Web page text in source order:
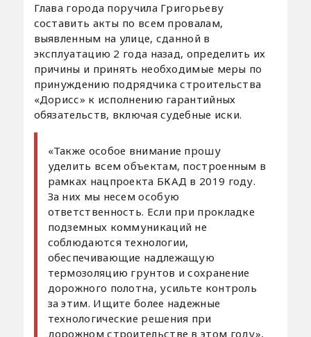
Глава города поручила Григорьеву
составить акты по всем провалам,
выявленным на улице, сданной в
эксплуатацию 2 года назад, определить их
причины и принять необходимые меры по
принуждению подрядчика строительства
«Дорисс» к исполнению гарантийных
обязательств, включая судебные иски.
«Также особое внимание прошу
уделить всем объектам, построенным в
рамках нацпроекта БКАД в 2019 году.
За них мы несем особую
ответственность. Если при прокладке
подземных коммуникаций не
соблюдаются технологии,
обеспечивающие надлежащую
термозоляцию грунтов и сохранение
дорожного полотна, усильте контроль
за этим. Ищите более надежные
технологические решения при
дорожном строительстве в этом году»,